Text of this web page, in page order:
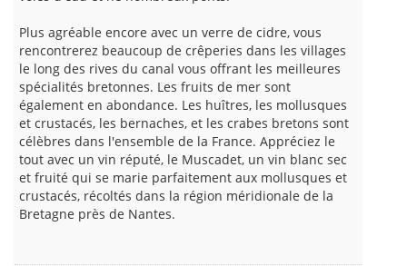
Plus agréable encore avec un verre de cidre, vous
rencontrerez beaucoup de crêperies dans les villages
le long des rives du canal vous offrant les meilleures
spécialités bretonnes. Les fruits de mer sont
également en abondance. Les huîtres, les mollusques
et crustacés, les bernaches, et les crabes bretons sont
célèbres dans l'ensemble de la France. Appréciez le
tout avec un vin réputé, le Muscadet, un vin blanc sec
et fruité qui se marie parfaitement aux mollusques et
crustacés, récoltés dans la région méridionale de la
Bretagne près de Nantes.